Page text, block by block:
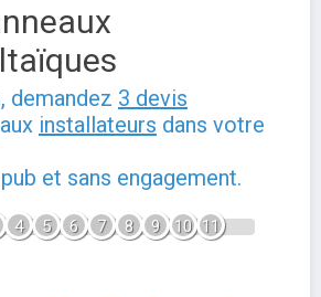
demandez 3 devis
aux installateurs dans votre
et sans engagement.
4 5 6 7 8 9 10 11